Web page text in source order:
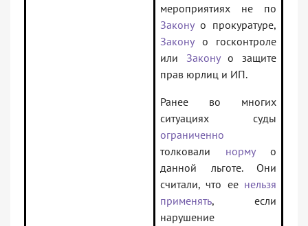
мероприятиях не по
Законуо прокуратуре,
Законуо госконтроле
или Законуо защите
прав юрлиц и ИП.
Ранее во многих
ситуациях суды
ограниченно
толковали нормуо
данной льготе. Они
считали, что ее нельзя
применять, если
нарушение